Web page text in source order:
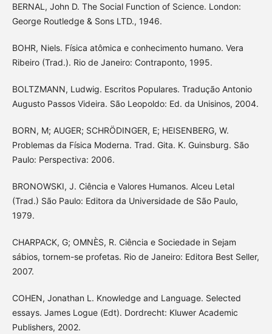
BERNAL, John D. The Social Function of Science. London:
George Routledge & Sons LTD., 1946.
BOHR, Niels. Física atômica e conhecimento humano. Vera
Ribeiro (Trad.). Rio de Janeiro: Contraponto, 1995.
BOLTZMANN, Ludwig. Escritos Populares. Tradução Antonio
Augusto Passos Videira. São Leopoldo: Ed. da Unisinos, 2004.
BORN, M; AUGER; SCHRÖDINGER, E; HEISENBERG, W.
Problemas da Física Moderna. Trad. Gita. K. Guinsburg. São
Paulo: Perspectiva: 2006.
BRONOWSKI, J. Ciência e Valores Humanos. Alceu Letal
(Trad.) São Paulo: Editora da Universidade de São Paulo,
1979.
CHARPACK, G; OMNÈS, R. Ciência e Sociedade in Sejam
sábios, tornem-se profetas. Rio de Janeiro: Editora Best Seller,
2007.
COHEN, Jonathan L. Knowledge and Language. Selected
essays. James Logue (Edt). Dordrecht: Kluwer Academic
Publishers, 2002.